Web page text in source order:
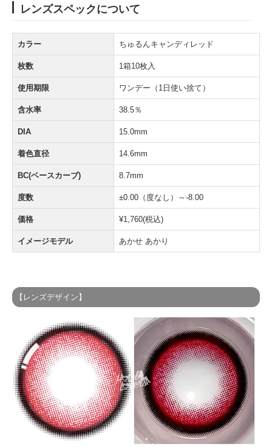
レンズスペックについて
カラー ちゅるんキャンディレッド
枚数 1箱10枚入
使用期限 ワンデー（1日使い捨て）
含水率 38.5％
DIA 15.0mm
着色直径 14.6mm
BC(ベースカーブ) 8.7mm
度数 ±0.00（度なし）～-8.00
価格 ¥1,760(税込)
イメージモデル あかせ あかり
【レンズデザイン】